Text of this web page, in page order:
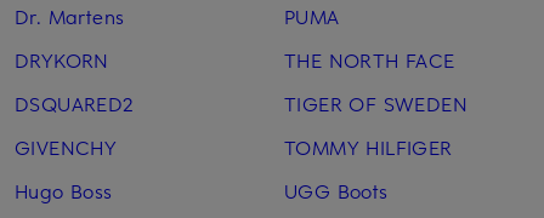
Dr. Martens
DRYKORN
DSQUARED2
GIVENCHY
Hugo Boss
PUMA
THE NORTH FACE
TIGER OF SWEDEN
TOMMY HILFIGER
UGG Boots